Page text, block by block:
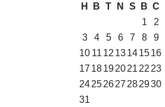
H B T N S B C
1
2
3
4 5 6 7 8
9
10 11 12 13141516
17 18192021 22 23
24252627 282930
31